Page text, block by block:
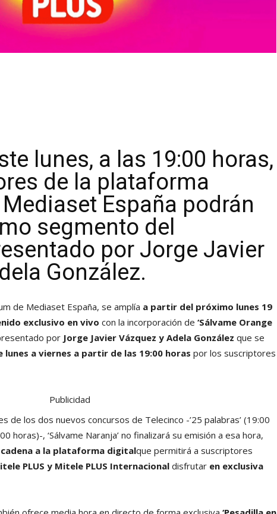
lunes, a las 19:00 horas,
de la plataforma
España podrán
segmento del
por Jorge Javier
González.
de Mediaset España, se amplía a partir del próximo lunes 19
exclusivo en vivo con la incorporación de ‘Sálvame Orange
por Jorge Javier Vázquez y Adela González que se
lunes a viernes a partir de las 19:00 horas por los suscriptores
Publicidad
de los dos nuevos concursos de Telecinco -’25 palabras’ (19:00
horas)-, ‘Sálvame Naranja’ no finalizará su emisión a esa hora,
a la plataforma digitalque permitirá a suscriptores
PLUS y Mitele PLUS Internacional disfrutar en exclusiva